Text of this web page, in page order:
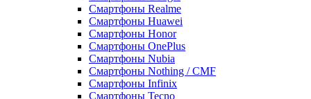
Смартфоны Realme
Смартфоны Huawei
Смартфоны Honor
Смартфоны OnePlus
Смартфоны Nubia
Смартфоны Nothing / CMF
Смартфоны Infinix
Смартфоны Tecno